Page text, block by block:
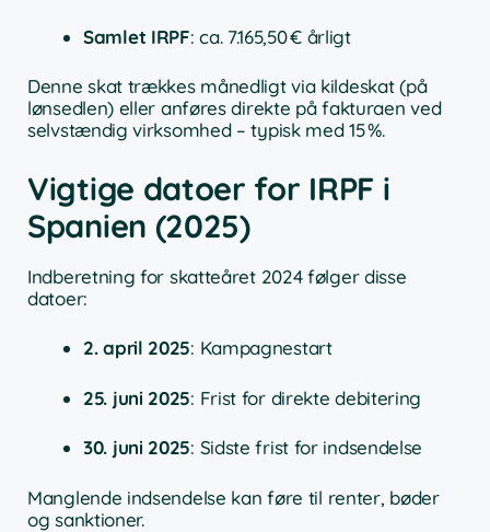
Samlet IRPF: ca. 7.165,50 € årligt
Denne skat trækkes månedligt via kildeskat (på
lønsedlen) eller anføres direkte på fakturaen ved
selvstændig virksomhed – typisk med 15 %.
Vigtige datoer for IRPF i
Spanien (2025)
Indberetning for skatteåret 2024 følger disse
datoer:
2. april 2025: Kampagnestart
25. juni 2025: Frist for direkte debitering
30. juni 2025: Sidste frist for indsendelse
Manglende indsendelse kan føre til renter, bøder
og sanktioner.